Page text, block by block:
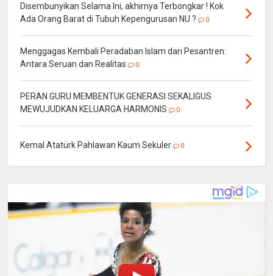
Disembunyikan Selama Ini, akhirnya Terbongkar ! Kok
Ada Orang Barat di Tubuh Kepengurusan NU ?
0
Menggagas Kembali Peradaban Islam dari Pesantren:
Antara Seruan dan Realitas
0
PERAN GURU MEMBENTUK GENERASI SEKALIGUS
MEWUJUDKAN KELUARGA HARMONIS
0
Kemal Atatürk Pahlawan Kaum Sekuler 0